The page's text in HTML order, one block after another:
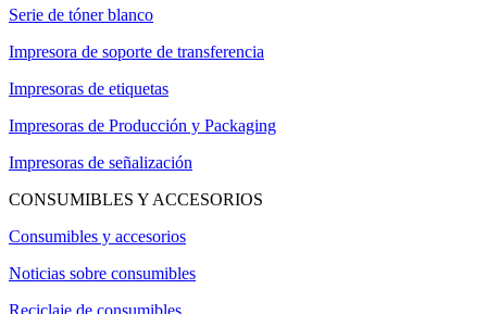
Serie de tóner blanco
Impresora de soporte de transferencia
Impresoras de etiquetas
Impresoras de Producción y Packaging
Impresoras de señalización
CONSUMIBLES Y ACCESORIOS
Consumibles y accesorios
Noticias sobre consumibles